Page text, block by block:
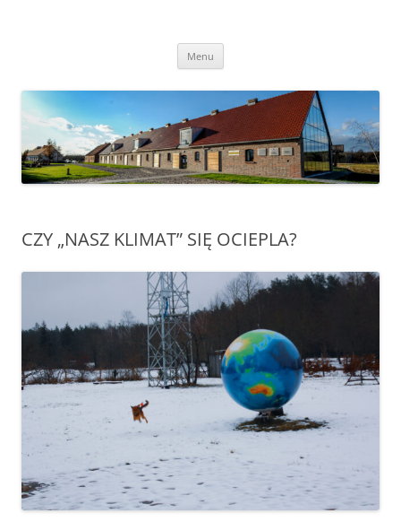
Ekologicznej w Zalesiu
Menu
CZY „NASZ KLIMAT” SIĘ OCIEPLA?